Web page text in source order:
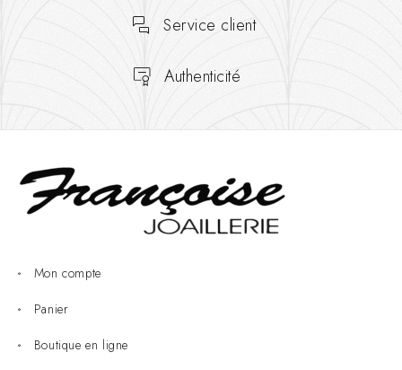
Service client
Authenticité
Mon compte
Panier
Boutique en ligne